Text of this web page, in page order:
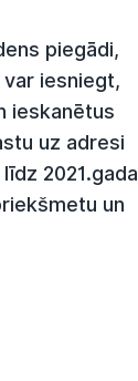
piegādi,
iesniegt,
ieskanētus
uz adresi
2021.gada
un